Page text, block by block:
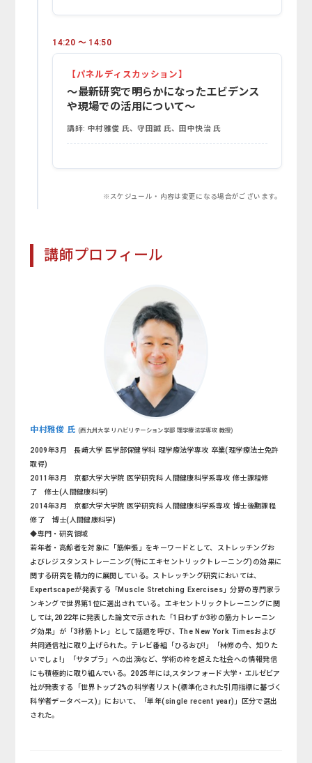
14:20 ～ 14:50
【パネルディスカッション】
〜最新研究で明らかになったエビデンス
や現場での活用について〜
講師: 中村雅俊 氏、守田誠 氏、田中快治 氏
※スケジュール・内容は変更になる場合がございます。
講師プロフィール
中村雅俊 氏 (西九州大学 リハビリテーション学部 理学療法学専攻 教授)
2009年3月 長崎大学 医学部保健学科 理学療法学専攻 卒業(理学療法士免許
取得)
2011年3月 京都大学大学院 医学研究科 人間健康科学系専攻 修士課程修
了 修士(人間健康科学)
2014年3月 京都大学大学院 医学研究科 人間健康科学系専攻 博士後期課程
修了 博士(人間健康科学)
◆専門・研究領域
若年者・高齢者を対象に「筋伸張」をキーワードとして、ストレッチングお
よびレジスタンストレーニング(特にエキセントリックトレーニング)の効果に
関する研究を精力的に展開している。ストレッチング研究においては、
Expertscapeが発表する「Muscle Stretching Exercises」分野の専門家ラ
ンキングで世界第1位に選出されている。エキセントリックトレーニングに関
しては,2022年に発表した論文で示された「1日わずか3秒の筋力トレーニン
グ効果」が「3秒筋トレ」として話題を呼び、The New York Timesおよび
共同通信社に取り上げられた。テレビ番組「ひるおび!」「林修の今、知りた
いでしょ!」「サタプラ」への出演など、学術の枠を超えた社会への情報発信
にも積極的に取り組んでいる。2025年には,スタンフォード大学・エルゼビア
社が発表する「世界トップ2%の科学者リスト(標準化された引用指標に基づく
科学者データベース)」において、「単年(single recent year)」区分で選出
された。